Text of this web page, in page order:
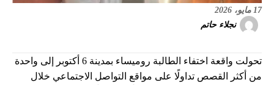
17 مايو، 2026
نجلاء حاتم
تحولت واقعة اختفاء الطالبة روميساء بمدينة 6 أكتوبر إلى واحدة
من أكثر القصص تداولًا على مواقع التواصل الاجتماعي خلال